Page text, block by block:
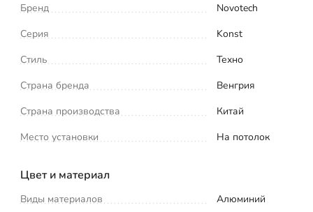
Бренд
Novotech
Серия
Konst
Стиль
Техно
Страна бренда
Венгрия
Страна производства
Китай
Место установки
На потолок
Цвет и материал
Виды материалов Алюминий